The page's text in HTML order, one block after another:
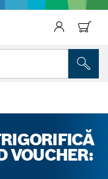
VOUCHER: